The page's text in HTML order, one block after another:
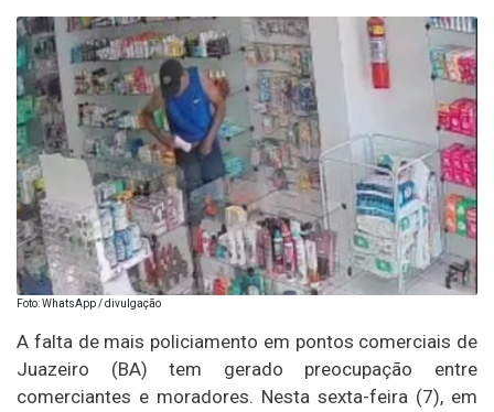
Foto: WhatsApp / divulgação
A falta de mais policiamento em pontos comerciais de
Juazeiro (BA) tem gerado preocupação entre
comerciantes e moradores. Nesta sexta-feira (7), em